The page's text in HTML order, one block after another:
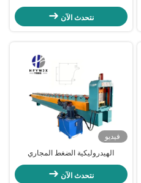
بتحكم PLC، إطار فولاذي 350H، 40
متر/دقيقة للسقف
نتحدث الآن
فيديو
الهيدروليكية الضغط المجاري
downspout رول تشكيل آلة مع تحكم
نتحدث الآن